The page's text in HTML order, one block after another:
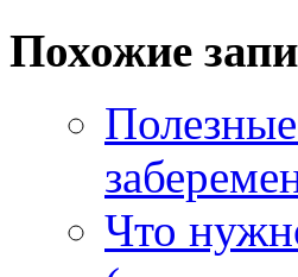
Похожие
Что